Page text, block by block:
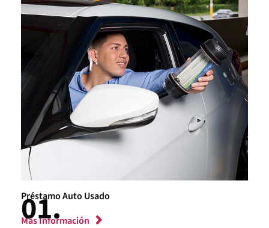
Préstamo Auto Usado
Más Información